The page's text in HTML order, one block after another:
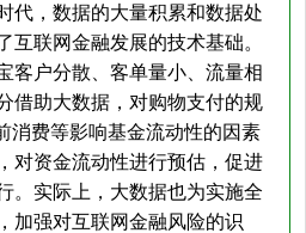
代，数据的大量积累和数据处
互联网金融发展的技术基础。
客户分散、客单量小、流量相
借助大数据，对购物支付的规
消费等影响基金流动性的因素
对资金流动性进行预估，促进
。实际上，大数据也为实施全
加强对互联网金融风险的识